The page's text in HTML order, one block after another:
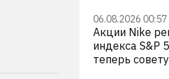
06.08.2026 00:57
Акции Nike
индекса S&P
теперь